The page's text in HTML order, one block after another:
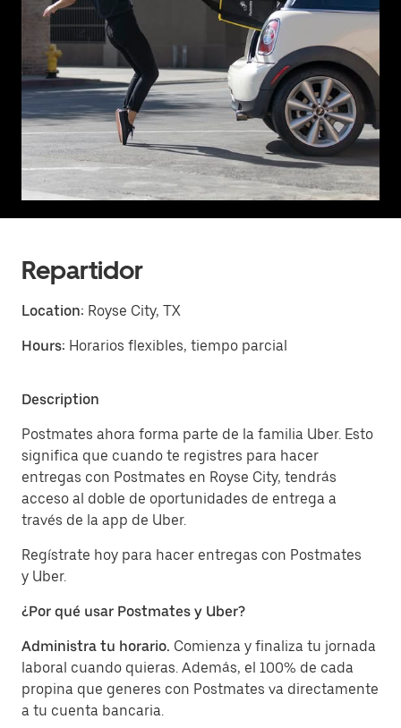
Repartidor
Location: Royse City, TX
Hours: Horarios flexibles, tiempo parcial
Description
Postmates ahora forma parte de la familia Uber. Esto
significa que cuando te registres para hacer
entregas con Postmates en Royse City, tendrás
acceso al doble de oportunidades de entrega a
través de la app de Uber.
Regístrate hoy para hacer entregas con Postmates
y Uber.
¿Por qué usar Postmates y Uber?
Administra tu horario. Comienza y finaliza tu jornada
laboral cuando quieras. Además, el 100% de cada
propina que generes con Postmates va directamente
a tu cuenta bancaria.